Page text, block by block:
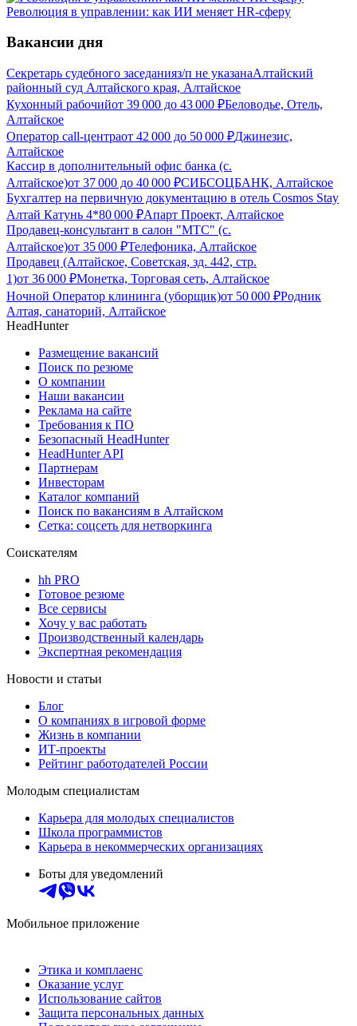
Революция в управлении: как ИИ меняет HR-сферу
Вакансии дня
Секретарь судебного заседанияз/п не указанаАлтайский
районный суд Алтайского края, Алтайское
Кухонный рабочийот 39 000 до 43 000 ₽Беловодье, Отель,
Алтайское
Оператор call-центраот 42 000 до 50 000 ₽Джинезис,
Алтайское
Кассир в дополнительный офис банка (с.
Алтайское)от 37 000 до 40 000 ₽СИБСОЦБАНК, Алтайское
Бухгалтер на первичную документацию в отель Cosmos Stay
Алтай Катунь 4*80 000 ₽Апарт Проект, Алтайское
Продавец-консультант в салон "МТС" (с.
Алтайское)от 35 000 ₽Телефоника, Алтайское
Продавец (Алтайское, Советская, зд. 442, стр.
1)от 36 000 ₽Монетка, Торговая сеть, Алтайское
Ночной Оператор клининга (уборщик)от 50 000 ₽Родник
Алтая, санаторий, Алтайское
HeadHunter
Размещение вакансий
Поиск по резюме
О компании
Наши вакансии
Реклама на сайте
Требования к ПО
Безопасный HeadHunter
HeadHunter API
Партнерам
Инвесторам
Каталог компаний
Поиск по вакансиям в Алтайском
Сетка: соцсеть для нетворкинга
Соискателям
hh PRO
Готовое резюме
Все сервисы
Хочу у вас работать
Производственный календарь
Экспертная рекомендация
Новости и статьи
Блог
О компаниях в игровой форме
Жизнь в компании
ИТ-проекты
Рейтинг работодателей России
Молодым специалистам
Карьера для молодых специалистов
Школа программистов
Карьера в некоммерческих организациях
Боты для уведомлений
Мобильное приложение
Этика и комплаенс
Оказание услуг
Использование сайтов
Защита персональных данных